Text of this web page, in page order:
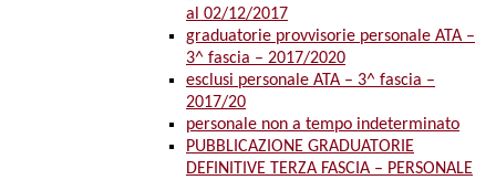
al 02/12/2017
graduatorie provvisorie personale ATA –
3^ fascia – 2017/2020
esclusi personale ATA – 3^ fascia –
2017/20
personale non a tempo indeterminato
PUBBLICAZIONE GRADUATORIE
DEFINITIVE TERZA FASCIA – PERSONALE